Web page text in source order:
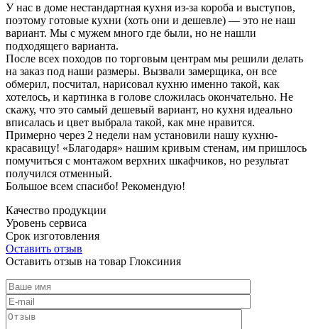
У нас в доме нестандартная кухня из-за короба и выступов,
поэтому готовые кухни (хоть они и дешевле) — это не наш
вариант. Мы с мужем много где были, но не нашли
подходящего варианта.
После всех походов по торговым центрам мы решили делать
на заказ под наши размеры. Вызвали замерщика, он все
обмерил, посчитал, нарисовал кухню именно такой, как
хотелось, и картинка в голове сложилась окончательно. Не
скажу, что это самый дешевый вариант, но кухня идеально
вписалась и цвет выбрала такой, как мне нравится.
Примерно через 2 недели нам установили нашу кухню-
красавицу! «Благодаря» нашим кривым стенам, им пришлось
помучиться с монтажом верхних шкафчиков, но результат
получился отменный.
Большое всем спасибо! Рекомендую!
Качество продукции
Уровень сервиса
Срок изготовления
Оставить отзыв
Оставить отзыв на товар Глоксиния